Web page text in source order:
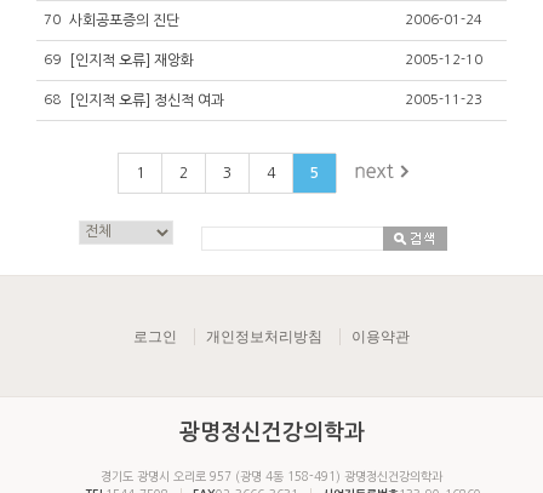
70 사회공포증의 진단 2006-01-24
69 [인지적 오류] 재앙화 2005-12-10
68 [인지적 오류] 정신적 여과 2005-11-23
1 2 3 4 5
로그인 개인정보처리방침 이용약관
광명정신건강의학과
경기도 광명시 오리로 957 (광명 4동 158-491) 광명정신건강의학과